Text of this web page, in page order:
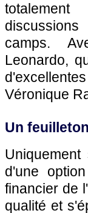
camps.
Leonardo,
Véronique
Un
d'une
financier de
qualité et